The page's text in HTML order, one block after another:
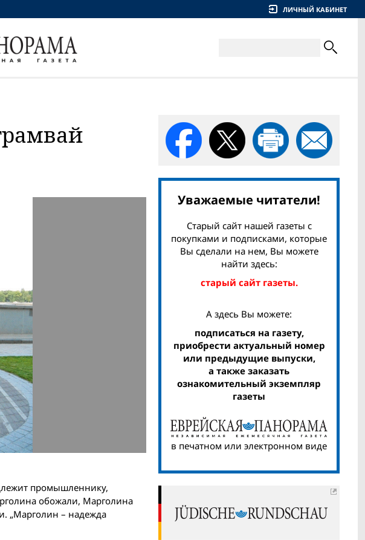
промышленнику,
обожали, Марголина
„Марголин – надежда
Уважаемые читатели!
Старый сайт нашей газеты с
покупками и подписками, которые
Вы сделали на нем, Вы можете
найти здесь:
старый сайт газеты.
А здесь Вы можете:
подписаться на газету,
приобрести актуальный номер
или предыдущие выпуски,
а также заказать
ознакомительный экземпляр
газеты
в печатном или электронном виде
ЛИЧНЫЙ КАБИНЕТ